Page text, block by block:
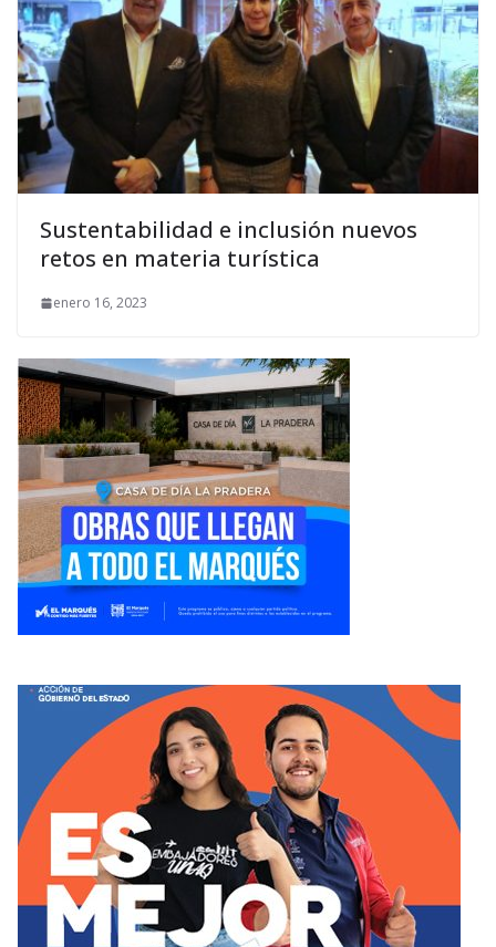
Sustentabilidad e inclusión nuevos
retos en materia turística
enero 16, 2023